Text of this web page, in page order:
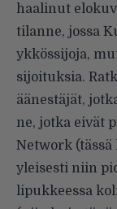
haalinut
tilanne, jossa
ykkössijoja,
sijoituksia.
äänestäjät,
ne, jotka eivät
Network (tässä
yleisesti niin
lipukkeessa